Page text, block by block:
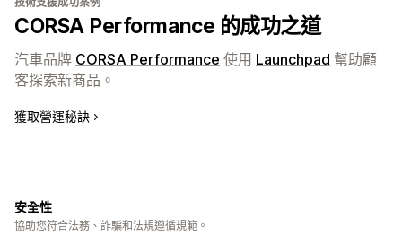
CORSA Performance 的成功之道
汽車品牌 CORSA Performance 使用 Launchpad 幫助顧
客探索新商品。
獲取營運秘訣
安全性
協助您符合法務、詐騙和法規遵循規範。